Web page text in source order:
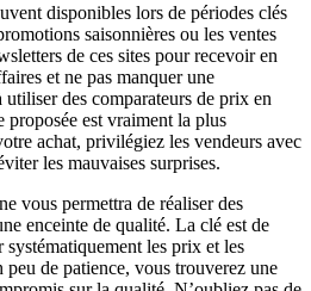
disponibles lors de périodes clés
saisonnières ou les ventes
de ces sites pour recevoir en
et ne pas manquer une
utiliser des comparateurs de prix en
est vraiment la plus
achat, privilégiez les vendeurs avec
les mauvaises surprises.
vous permettra de réaliser des
enceinte de qualité. La clé est de
les prix et les
de patience, vous trouverez une